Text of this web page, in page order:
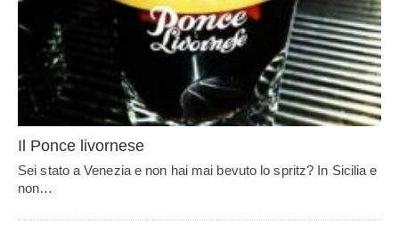
Il Ponce livornese
Sei stato a Venezia e non hai mai bevuto lo spritz? In Sicilia e
non…